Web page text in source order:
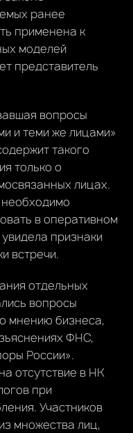
ранее
применена к
моделей
представитель
вопросы
и теми же лицами»
такого
только о
лицах.
в оперативном
признаки
встречи.
отдельных
вопросы
мнению бизнеса,
ФНС,
России».
отсутствие в НК
при
Участников
множества лиц,